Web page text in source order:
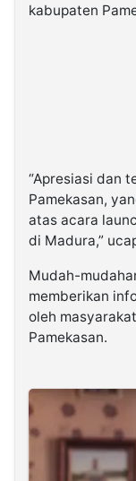
kabupaten
“Apresiasi dan
Pamekasan,
atas acara
di Madura,”
Mudah-
memberikan
oleh
Pamekasan.